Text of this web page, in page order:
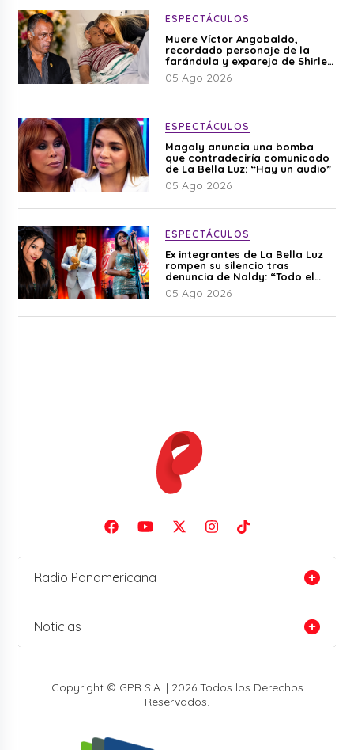
ESPECTÁCULOS
Muere Víctor Angobaldo,
recordado personaje de la
farándula y expareja de Shirley
Cherres
05 Ago 2026
ESPECTÁCULOS
Magaly anuncia una bomba
que contradeciría comunicado
de La Bella Luz: “Hay un audio”
05 Ago 2026
ESPECTÁCULOS
Ex integrantes de La Bella Luz
rompen su silencio tras
denuncia de Naldy: “Todo el
mundo lo sabía”
05 Ago 2026
Radio Panamericana
Noticias
Copyright © GPR S.A. | 2026 Todos los Derechos
Reservados.